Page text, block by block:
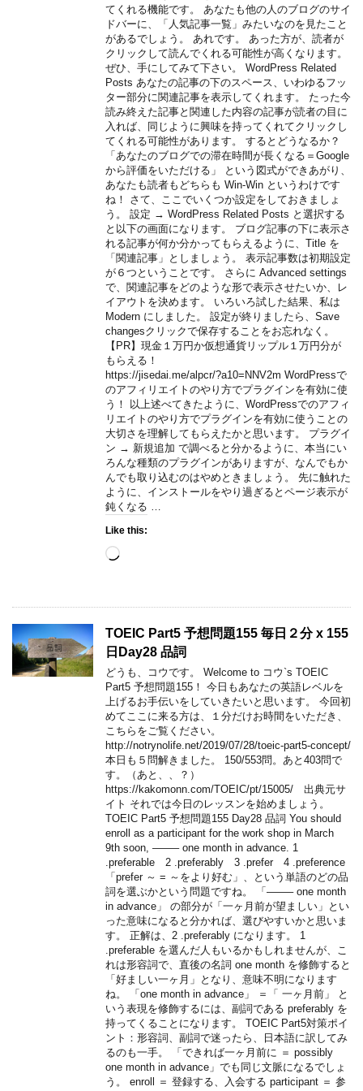
てくれる機能です。 あなたも他の人のブログのサイ
ドバーに、「人気記事一覧」みたいなのを見たこと
があるでしょう。 あれです。 あった方が、読者が
クリックして読んでくれる可能性が高くなります。
ぜひ、手にしてみて下さい。 WordPress Related
Posts あなたの記事の下のスペース、いわゆるフッ
ター部分に関連記事を表示してくれます。 たった今
読み終えた記事と関連した内容の記事が読者の目に
入れば、同じように興味を持ってくれてクリックし
てくれる可能性があります。 するとどうなるか？
「あなたのブログでの滞在時間が長くなる＝Google
から評価をいただける」 という図式ができあがり、
あなたも読者もどちらも Win-Win というわけです
ね！ さて、ここでいくつか設定をしておきましょ
う。 設定 → WordPress Related Posts と選択する
と以下の画面になります。 ブログ記事の下に表示さ
れる記事が何か分かってもらえるように、Title を
「関連記事」としましょう。 表示記事数は初期設定
が６つということです。 さらに Advanced settings
で、関連記事をどのような形で表示させたいか、レ
イアウトを決めます。 いろいろ試した結果、私は
Modern にしました。 設定が終りましたら、Save
changesクリックで保存することをお忘れなく。
【PR】現金１万円か仮想通貨リップル１万円分が
もらえる！
https://jisedai.me/alpcr/?a10=NNV2m WordPressで
のアフィリエイトのやり方でプラグインを有効に使
う！ 以上述べてきたように、WordPressでのアフィ
リエイトのやり方でプラグインを有効に使うことの
大切さを理解してもらえたかと思います。 プラグイ
ン → 新規追加 で調べると分かるように、本当にい
ろんな種類のプラグインがありますが、なんでもか
んでも取り込むのはやめときましょう。 先に触れた
ように、インストールをやり過ぎるとページ表示が
鈍くなる …
Like this:
Loading…
TOEIC Part5 予想問題155 毎日２分 x 155
日Day28 品詞
どうも、コウです。 Welcome to コウ`s TOEIC
Part5 予想問題155！ 今日もあなたの英語レベルを
上げるお手伝いをしていきたいと思います。 今回初
めてここに来る方は、１分だけお時間をいただき、
こちらをご覧ください。
http://notrynolife.net/2019/07/28/toeic-part5-concept/
本日も５問解きました。 150/553問。あと403問で
す。（あと、、？）
https://kakomonn.com/TOEIC/pt/15005/ 出典元サ
イト それでは今日のレッスンを始めましょう。
TOEIC Part5 予想問題155 Day28 品詞 You should
enroll as a participant for the work shop in March
9th soon, ——– one month in advance. 1
.preferable 2 .preferably 3 .prefer 4 .preference
「prefer ～ = ～をより好む」、という単語のどの品
詞を選ぶかという問題ですね。 「——– one month
in advance」 の部分が「一ヶ月前が望ましい」とい
った意味になると分かれば、選びやすいかと思いま
す。 正解は、2 .preferably になります。 1
.preferable を選んだ人もいるかもしれませんが、こ
れは形容詞で、直後の名詞 one month を修飾すると
「好ましい一ヶ月」となり、意味不明になります
ね。 「one month in advance」 ＝「 一ヶ月前」 と
いう表現を修飾するには、副詞である preferably を
持ってくることになります。 TOEIC Part5対策ポイ
ント：形容詞、副詞で迷ったら、日本語に訳してみ
るのも一手。 「できれば一ヶ月前に ＝ possibly
one month in advance」でも同じ文脈になるでしょ
う。 enroll ＝ 登録する、入会する participant ＝ 参